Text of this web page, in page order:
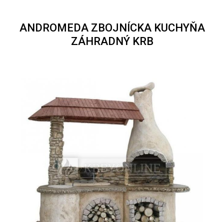
ANDROMEDA ZBOJNÍCKA KUCHYŇA
ZÁHRADNÝ KRB